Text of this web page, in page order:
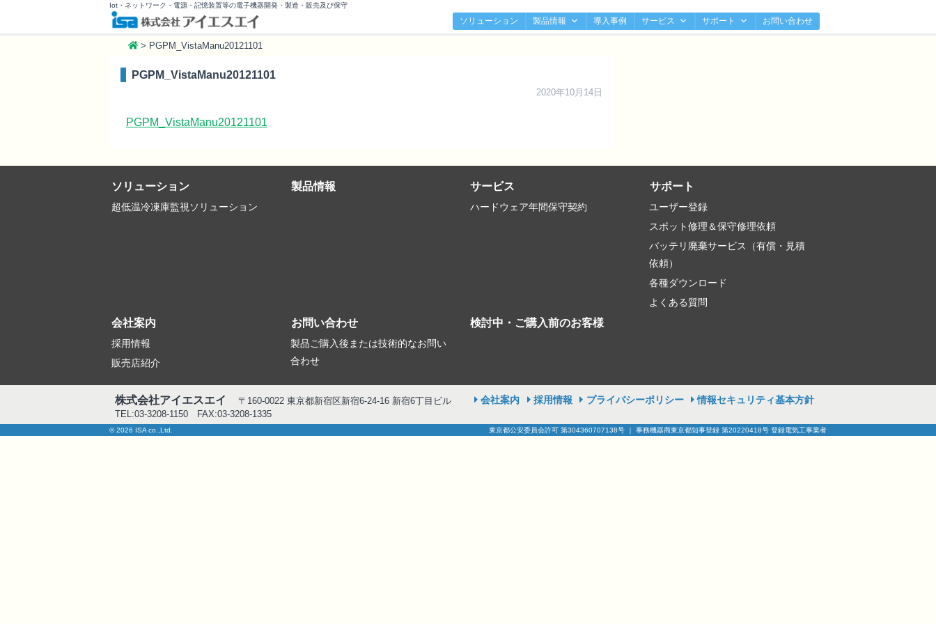
Iot・ネットワーク・電源・記憶装置等の電子機器開発・製造・販売及び保守
ソリューション 製品情報 導入事例 サービス サポート お問い合わせ
> PGPM_VistaManu20121101
PGPM_VistaManu20121101
2020年10月14日
PGPM_VistaManu20121101
ソリューション
超低温冷凍庫監視ソリューション
製品情報 サービス
ハードウェア年間保守契約
サポート
ユーザー登録
スポット修理＆保守修理依頼
バッテリ廃棄サービス（有償・見積
依頼）
各種ダウンロード
よくある質問
会社案内
採用情報
販売店紹介
お問い合わせ
製品ご購入後または技術的なお問い
合わせ
検討中・ご購入前のお客様
会社案内 採用情報 プライバシーポリシー 情報セキュリティ基本方針
株式会社アイエスエイ
〒160-0022 東京都新宿区新宿6-24-16 新宿6丁目ビル
TEL:03-3208-1150 FAX:03-3208-1335
© 2026 ISA co.,Ltd. 東京都公安委員会許可 第304360707138号 ｜ 事務機器商東京都知事登録 第20220418号 登録電気工事業者